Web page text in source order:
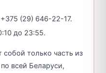
(29) 646-22-17.
до 23:55.
собой только часть из
всей Беларуси,